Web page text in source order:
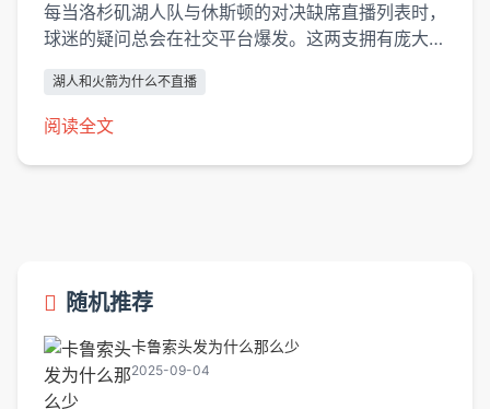
每当洛杉矶湖人队与休斯顿的对决缺席直播列表时，
球迷的疑问总会在社交平台爆发。这两支拥有庞大中
着价值数亿美元的媒体版权网络。从传统电视时代到
流媒体革命，比赛直播的决策早已超越单纯的体育竞
体版权争夺战NBA现行...
湖人和火箭为什么不直播
阅读全文
随机推荐
卡鲁索头发为什么那么少
2025-09-04